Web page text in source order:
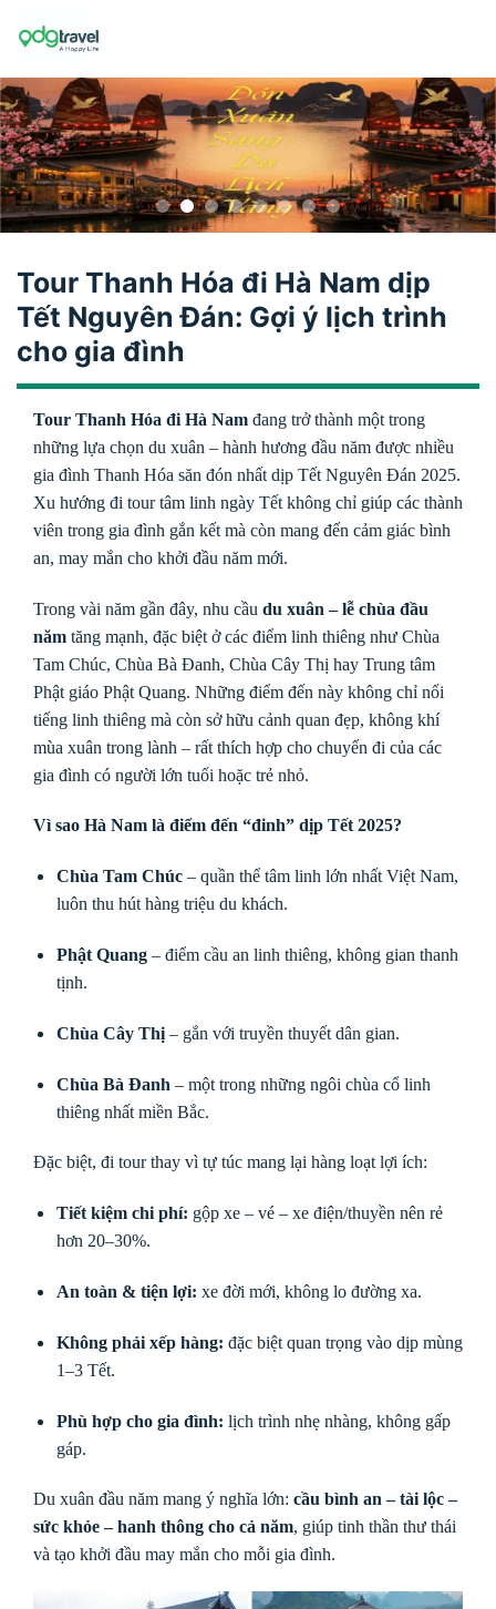
Tour Thanh Hóa đi Hà Nam dịp
Tết Nguyên Đán: Gợi ý lịch trình
cho gia đình
Tour Thanh Hóa đi Hà Nam đang trở thành một trong
những lựa chọn du xuân – hành hương đầu năm được nhiều
gia đình Thanh Hóa săn đón nhất dịp Tết Nguyên Đán 2025.
Xu hướng đi tour tâm linh ngày Tết không chỉ giúp các thành
viên trong gia đình gắn kết mà còn mang đến cảm giác bình
an, may mắn cho khởi đầu năm mới.
Trong vài năm gần đây, nhu cầu du xuân – lễ chùa đầu
năm tăng mạnh, đặc biệt ở các điểm linh thiêng như Chùa
Tam Chúc, Chùa Bà Đanh, Chùa Cây Thị hay Trung tâm
Phật giáo Phật Quang. Những điểm đến này không chỉ nổi
tiếng linh thiêng mà còn sở hữu cảnh quan đẹp, không khí
mùa xuân trong lành – rất thích hợp cho chuyến đi của các
gia đình có người lớn tuổi hoặc trẻ nhỏ.
Vì sao Hà Nam là điểm đến “đinh” dịp Tết 2025?
Chùa Tam Chúc– quần thể tâm linh lớn nhất Việt Nam,
luôn thu hút hàng triệu du khách.
Phật Quang– điểm cầu an linh thiêng, không gian thanh
tịnh.
Chùa Cây Thị– gắn với truyền thuyết dân gian.
Chùa Bà Đanh – một trong những ngôi chùa cổ linh
thiêng nhất miền Bắc.
Đặc biệt, đi tour thay vì tự túc mang lại hàng loạt lợi ích:
Tiết kiệm chi phí: gộp xe – vé – xe điện/thuyền nên rẻ
hơn 20–30%.
An toàn & tiện lợi: xe đời mới, không lo đường xa.
Không phải xếp hàng: đặc biệt quan trọng vào dịp mùng
1–3 Tết.
Phù hợp cho gia đình: lịch trình nhẹ nhàng, không gấp
gáp.
Du xuân đầu năm mang ý nghĩa lớn: cầu bình an – tài lộc –
sức khỏe – hanh thông cho cả năm, giúp tinh thần thư thái
và tạo khởi đầu may mắn cho mỗi gia đình.